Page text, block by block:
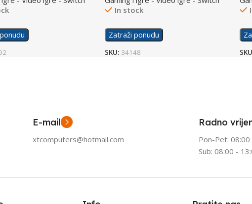
In stock
Zatraži ponudu
SKU: 34148
E-mail
xtcomputers@hotmail.com
Radno
Pon-Pet:
Sub: 08:00 -